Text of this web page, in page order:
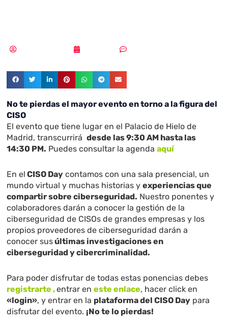
No te pierdas el mayor evento en torno a la figura del
CISO
El evento que tiene lugar en el Palacio de Hielo de
Madrid, transcurrirádesde las 9:30 AM hasta las
14:30 PM. Puedes consultar la agendaaquí
En el CISO Day contamos con una sala presencial, un
mundo virtual y muchas historias yexperiencias que
compartir sobre ciberseguridad. Nuestro ponentes y
colaboradores darán a conocer la gestión de la
ciberseguridad de CISOs de grandes empresas y los
propios proveedores de ciberseguridad darán a
conocer susúltimas investigaciones en
ciberseguridad y cibercriminalidad.
Para poder disfrutar de todas estas ponencias debes
registrarte,entrar eneste enlace, hacer click en
«login», y entrar en la plataforma del CISO Day para
disfrutar del evento. ¡No te lo pierdas!